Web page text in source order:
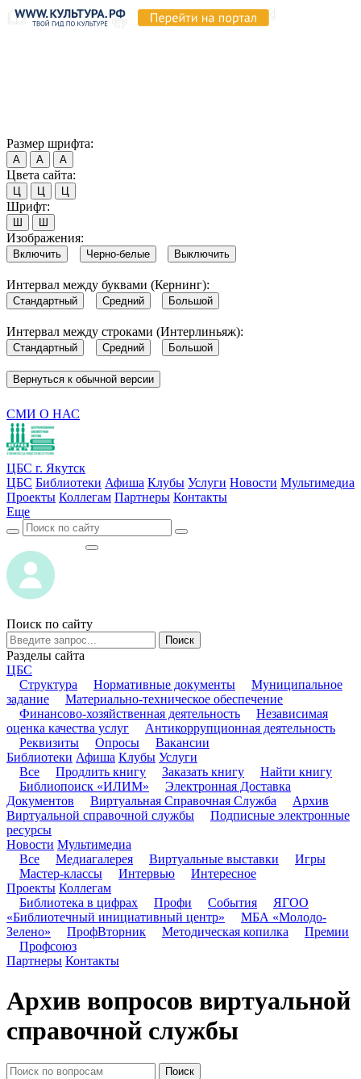
Размер шрифта:
А А А
Цвета сайта:
Ц Ц Ц
Шрифт:
Ш Ш
Изображения:
Включить Черно-белые Выключить
Интервал между буквами (Кернинг):
Стандартный Средний Большой
Интервал между строками (Интерлиньяж):
Стандартный Средний Большой
Вернуться к обычной версии
СМИ О НАС
ЦБС г. Якутск
ЦБС Библиотеки Афиша Клубы Услуги Новости Мультимедиа
Проекты Коллегам Партнеры Контакты
Еще
Поиск по сайту
Поиск
Разделы сайта
ЦБС
Структура
Нормативные документы
Муниципальное
задание
Материально-техническое обеспечение
Финансово-хозяйственная деятельность
Независимая
оценка качества услуг
Антикоррупционная деятельность
Реквизиты
Опросы
Вакансии
Библиотеки Афиша Клубы Услуги
Все
Продлить книгу Заказать книгу
Найти книгу
Библиопоиск «ИЛИМ»
Электронная Доставка
Документов
Виртуальная Справочная Служба
Архив
Виртуальной справочной службы
Подписные электронные
ресурсы
Новости Мультимедиа
Все
Медиагалерея Виртуальные выставки
Игры
Мастер-классы
Интервью
Интересное
Проекты Коллегам
Библиотека в цифрах
Профи События
ЯГОО
«Библиотечный инициативный центр»
МБА «Молодо-
Зелено»
ПрофВторник Методическая копилка
Премии
Профсоюз
Партнеры Контакты
Архив вопросов виртуальной
справочной службы
Поиск